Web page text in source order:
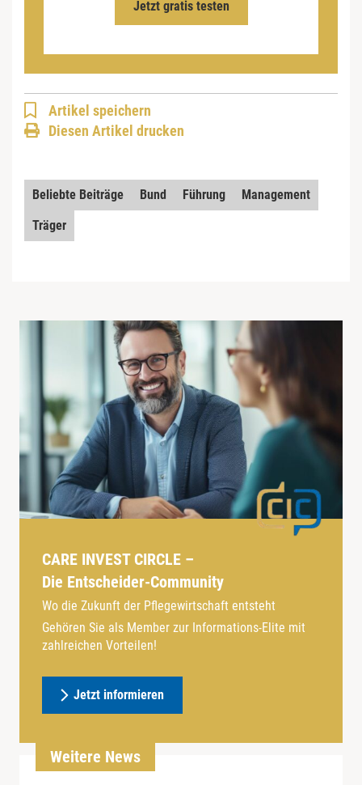
Jetzt gratis testen
Artikel speichern
Diesen Artikel drucken
Beliebte Beiträge Bund Führung
Management
Träger
CARE INVEST CIRCLE –
Die Entscheider-Community
Wo die Zukunft der Pflegewirtschaft entsteht
Gehören Sie als Member zur Informations-Elite mit
zahlreichen Vorteilen!
Jetzt informieren
Weitere News